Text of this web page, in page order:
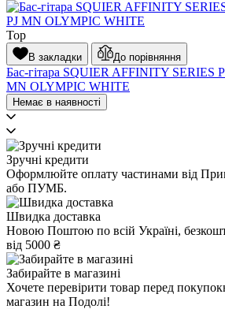
Top
В закладки До порівняння
Бас-гітара SQUIER AFFINITY SERIES
MN OLYMPIC WHITE
Немає в наявності
Зручні кредити
Оформлюйте оплату частинами від
або ПУМБ.
Швидка доставка
Новою Поштою по всій Україні,
від 5000 ₴
Забирайте в магазині
Хочете перевірити товар перед
магазин на Подолі!